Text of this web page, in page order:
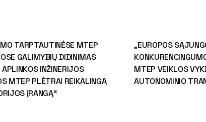
TARPTAUTINĖSE MTEP
GALIMYBIŲ DIDINIMAS
INŽINERIJOS
MTEP PLĖTRAI REIKALINGĄ
ĮRANGĄ“
„EUROPOS
MTEP VEIKLOS
AUTONOMINIO